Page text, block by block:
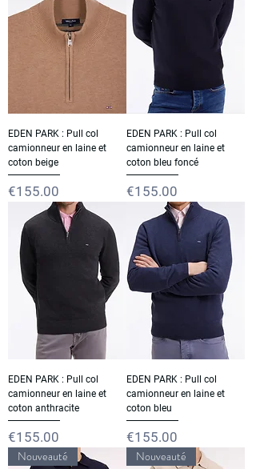
EDEN PARK : Pull col
camionneur en laine et
coton beige
Price
€155.00
EDEN PARK : Pull col
camionneur en laine et
coton bleu foncé
Price
€155.00
EDEN PARK : Pull col
camionneur en laine et
coton anthracite
Price
€155.00
EDEN PARK : Pull col
camionneur en laine et
coton bleu
Price
€155.00
Nouveauté
Nouveauté